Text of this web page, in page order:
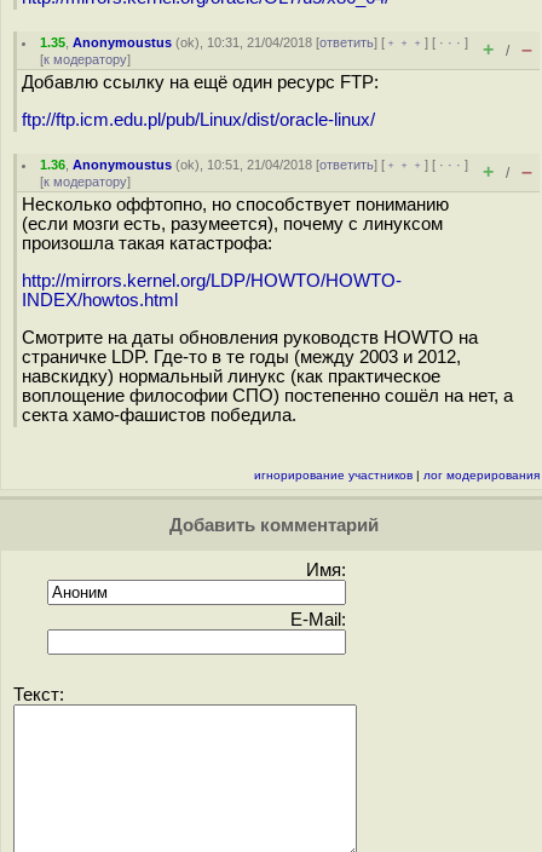
1.35 ,Anonymoustus (ok), 10:31, 21/04/2018 [ответить] [ ﹢﹢﹢] [ · · ·]
[к модератору] + / –
Добавлю ссылку на ещё один ресурс FTP:
ftp://ftp.icm.edu.pl/pub/Linux/dist/oracle-linux/
1.36 ,Anonymoustus (ok), 10:51, 21/04/2018 [ответить] [ ﹢﹢﹢] [ · · ·]
[к модератору] + / –
Несколько оффтопно, но способствует пониманию
(если мозги есть, разумеется), почему с линуксом
произошла такая катастрофа:
http://mirrors.kernel.org/LDP/HOWTO/HOWTO-
INDEX/howtos.html
Смотрите на даты обновления руководств HOWTO на
страничке LDP. Где-то в те годы (между 2003 и 2012,
навскидку) нормальный линукс (как практическое
воплощение философии СПО) постепенно сошёл на нет, а
секта хамо-фашистов победила.
игнорирование участников | лог модерирования
Добавить комментарий
Имя:
E-Mail:
Текст: